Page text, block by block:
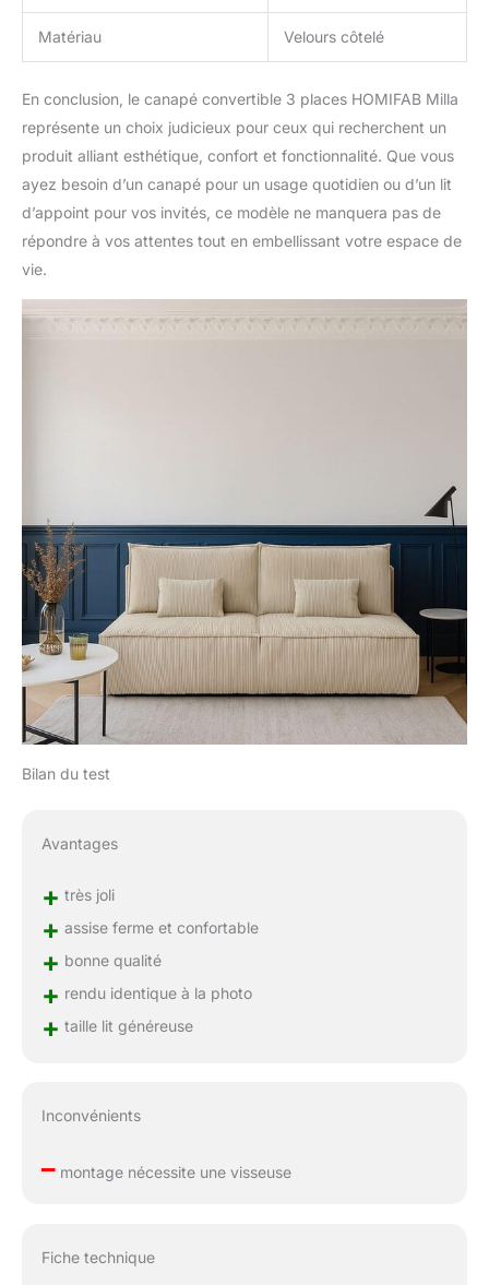
Matériau Velours côtelé
En conclusion, le canapé convertible 3 places HOMIFAB Milla
représente un choix judicieux pour ceux qui recherchent un
produit alliant esthétique, confort et fonctionnalité. Que vous
ayez besoin d’un canapé pour un usage quotidien ou d’un lit
d’appoint pour vos invités, ce modèle ne manquera pas de
répondre à vos attentes tout en embellissant votre espace de
vie.
Bilan du test
Avantages
+ très joli
+ assise ferme et confortable
+ bonne qualité
+ rendu identique à la photo
+ taille lit généreuse
Inconvénients
–montage nécessite une visseuse
Fiche technique